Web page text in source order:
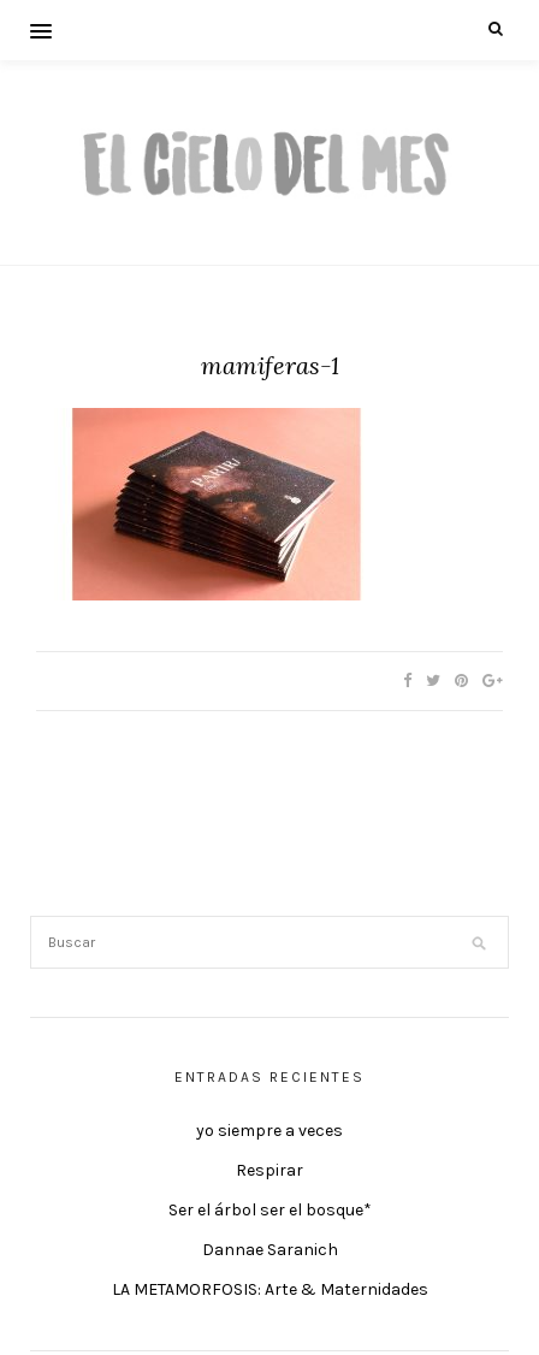
mamiferas-1
ENTRADAS RECIENTES
yo siempre a veces
Respirar
Ser el árbol ser el bosque*
Dannae Saranich
LA METAMORFOSIS: Arte & Maternidades